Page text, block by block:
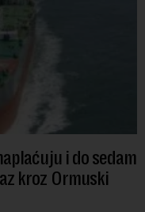
i do sedam
kroz Ormuski